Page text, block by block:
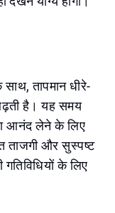
तापमान धीरे-
है। यह समय
आनंद लेने के लिए
ताजगी और सुस्पष्ट
के लिए